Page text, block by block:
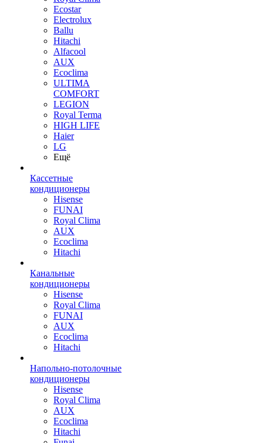
Ecostar
Electrolux
Ballu
Hitachi
Alfacool
AUX
Ecoclima
ULTIMA
COMFORT
LEGION
Royal Terma
HIGH LIFE
Haier
LG
Ещё
Кассетные
кондиционеры
Hisense
FUNAI
Royal Clima
AUX
Ecoclima
Hitachi
Канальные
кондиционеры
Hisense
Royal Clima
FUNAI
AUX
Ecoclima
Hitachi
Напольно-потолочные
кондиционеры
Hisense
Royal Clima
AUX
Ecoclima
Hitachi